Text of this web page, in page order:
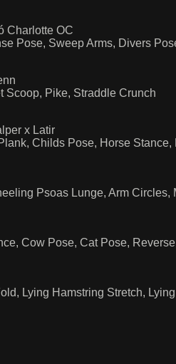
Charlotte OC
Pose, Sweep Arms, Divers
Scoop, Pike, Straddle Crunch
x Latir
Childs Pose, Horse
Psoas Lunge, Arm
Cow Pose, Cat Pose,
Lying Hamstring Stretch,